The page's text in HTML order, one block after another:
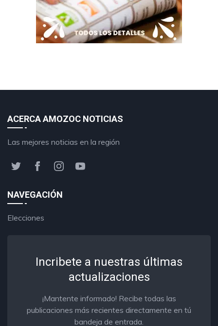
ACERCA AMOZOC NOTICIAS
Las mejores noticias en la región
NAVEGACIÓN
Elecciones
Incribete a nuestras últimas
actualizaciones
¡Mantente informado! Recibe todas las
publicaciones más recientes directamente en tú
bandeja de entrada.